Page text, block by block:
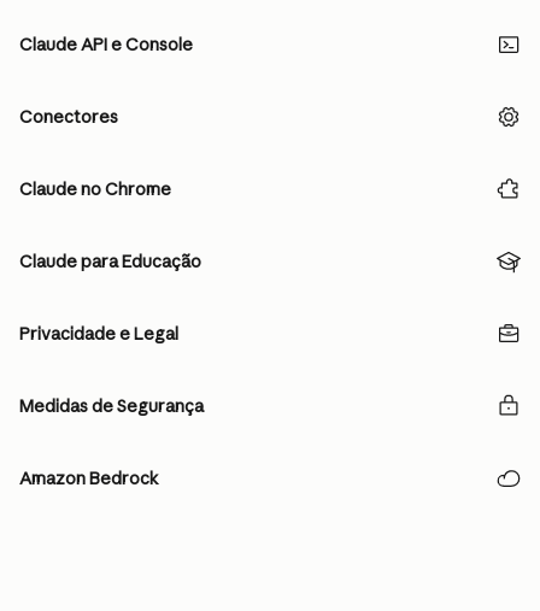
Claude API e Console
Conectores
Claude no Chrome
Claude para Educação
Privacidade e Legal
Medidas de Segurança
Amazon Bedrock